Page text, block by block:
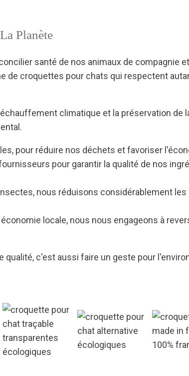
Planète
santé de nos animaux de compagnie
de croquettes pour chats qui respectent
climatique et la préservation de
pour réduire nos déchets et favoriser
pour garantir la qualité de nos
nous réduisons considérablement les
locale, nous nous engageons à
c'est aussi faire un geste pour